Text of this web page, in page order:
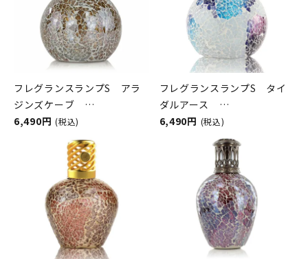
フレグランスランプS アラ
ジンズケーブ
ASHLEIGH&BURWOOD（ア
シュレイアンドバーウッド）
6,490円 (税込)
フレグランスランプS タイ
ダルアース
ASHLEIGH&BURWOOD（ア
シュレイアンドバーウッド）
6,490円 (税込)